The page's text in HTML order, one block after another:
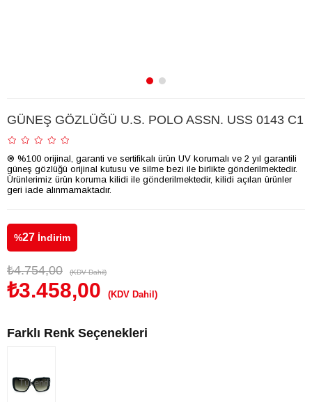
GÜNEŞ GÖZLÜĞÜ U.S. POLO ASSN. USS 0143 C1
® %100 orijinal, garanti ve sertifikalı ürün UV korumalı ve 2 yıl garantili
güneş gözlüğü orijinal kutusu ve silme bezi ile birlikte gönderilmektedir.
Ürünlerimiz ürün koruma kilidi ile gönderilmektedir, kilidi açılan ürünler
geri iade alınmamaktadır.
%27 İndirim
₺4.754,00 (KDV Dahil)
₺3.458,00 (KDV Dahil)
Farklı Renk Seçenekleri
Tükendi